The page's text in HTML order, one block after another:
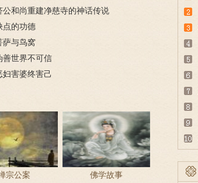
公和尚重建净慈寺的神话传说
点的功德
萨与鸟窝
善世界不可信
妇害婆终害己
宗公案
佛学故事